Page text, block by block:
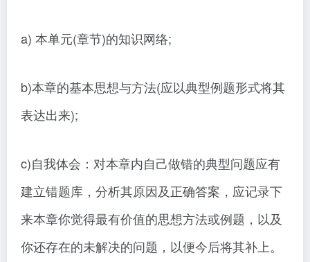
a) 本单元(章节)的知识网络;
b)本章的基本思想与方法(应以典型例题形式将其
表达出来);
c)自我体会：对本章内自己做错的典型问题应有
建立错题库，分析其原因及正确答案，应记录下
来本章你觉得最有价值的思想方法或例题，以及
你还存在的未解决的问题，以便今后将其补上。